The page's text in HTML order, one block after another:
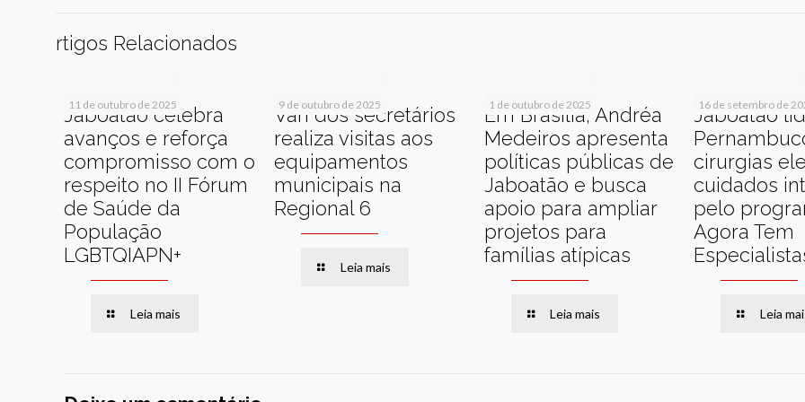
rtigos Relacionados
11 de outubro de 2025
Jaboatão celebra
avanços e reforça
compromisso com o
respeito no II Fórum
de Saúde da
População
LGBTQIAPN+
Leia mais
9 de outubro de 2025
Van dos secretários
realiza visitas aos
equipamentos
municipais na
Regional 6
Leia mais
1 de outubro de 2025
Em Brasília, Andréa
Medeiros apresenta
políticas públicas de
Jaboatão e busca
apoio para ampliar
projetos para
famílias atípicas
Leia mais
16 de setembro de
Jaboatão
cirurgias
cuidados
pelo
Agora Tem
Leia